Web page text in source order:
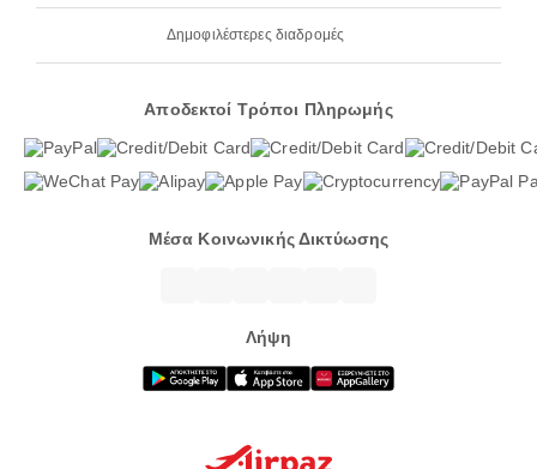
Δημοφιλέστερες διαδρομές
Αποδεκτοί Τρόποι Πληρωμής
Μέσα Κοινωνικής Δικτύωσης
Λήψη